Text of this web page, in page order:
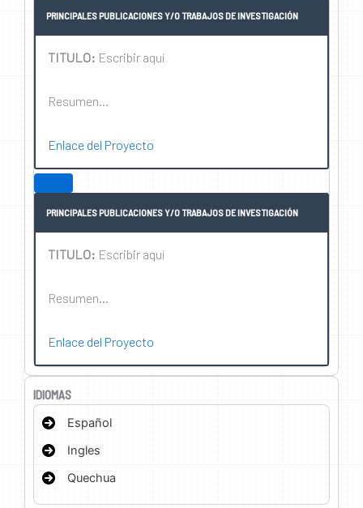
PRINCIPALES PUBLICACIONES Y/O TRABAJOS DE INVESTIGACIÓN
TITULO: Escribir aquí
Resumen…
Enlace del Proyecto
PRINCIPALES PUBLICACIONES Y/O TRABAJOS DE INVESTIGACIÓN
TITULO: Escribir aquí
Resumen…
Enlace del Proyecto
IDIOMAS
Español
Ingles
Quechua